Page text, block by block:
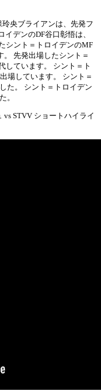
央ブライアンは、先発フ
デンのDF谷口彰悟は、
シント＝トロイデンのMF
先発出場したシント＝
しています。 シント＝ト
場しています。 シント＝
た。 シント＝トロイデン
。
STVV ショートハイライ